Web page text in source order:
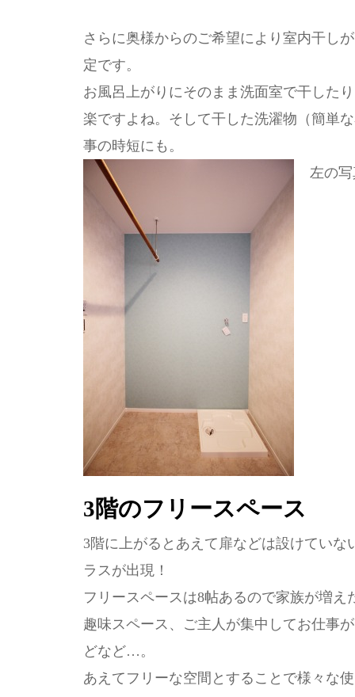
さらに奥様からのご希望により室内干し
定です。
お風呂上がりにそのまま洗面室で干した
楽ですよね。そして干した洗濯物（簡単
事の時短にも。
左の
3階のフリースペース
3階に上がるとあえて扉などは設けてい
ラスが出現！
フリースペースは8帖あるので家族が増
趣味スペース、ご主人が集中してお仕事
どなど…。
あえてフリーな空間とすることで様々な